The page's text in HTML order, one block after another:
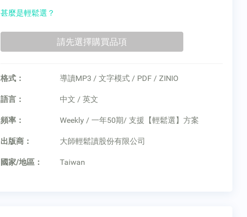
甚麼是輕鬆選？
格式： 導讀MP3 / 文字模式 / PDF / ZINIO
語言： 中文 / 英文
頻率： Weekly / 一年50期/ 支援【輕鬆選】方案
出版商： 大師輕鬆讀股份有限公司
國家/地區： Taiwan